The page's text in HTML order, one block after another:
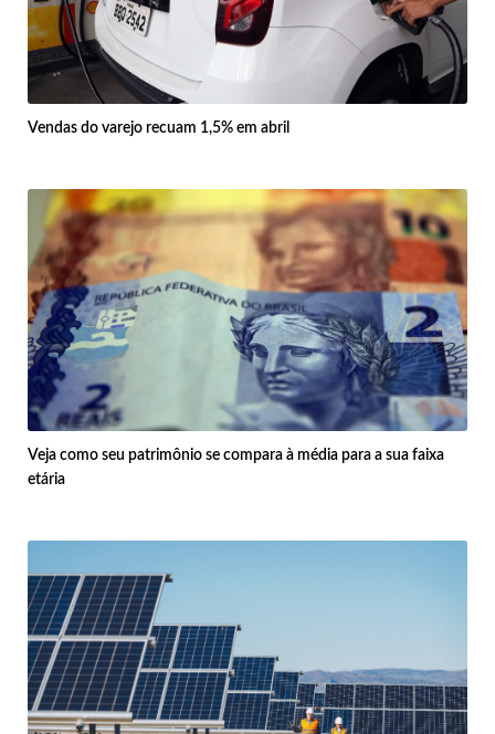
Vendas do varejo recuam 1,5% em abril
Veja como seu patrimônio se compara à média para a sua faixa
etária